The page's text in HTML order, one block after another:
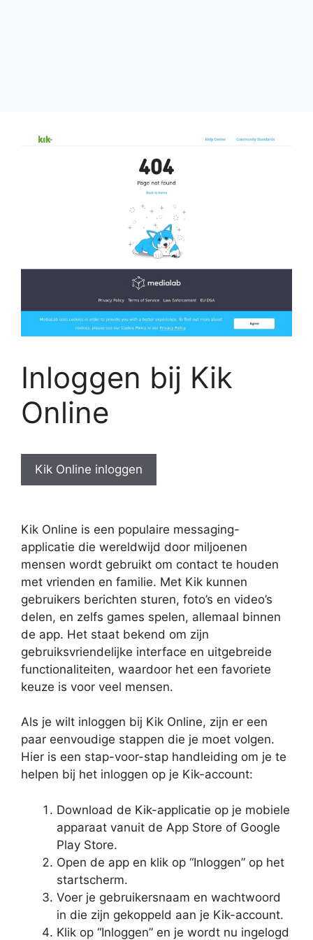
Inloggen bij Kik
Online
Kik Online inloggen
Kik Online is een populaire messaging-
applicatie die wereldwijd door miljoenen
mensen wordt gebruikt om contact te houden
met vrienden en familie. Met Kik kunnen
gebruikers berichten sturen, foto’s en video’s
delen, en zelfs games spelen, allemaal binnen
de app. Het staat bekend om zijn
gebruiksvriendelijke interface en uitgebreide
functionaliteiten, waardoor het een favoriete
keuze is voor veel mensen.
Als je wilt inloggen bij Kik Online, zijn er een
paar eenvoudige stappen die je moet volgen.
Hier is een stap-voor-stap handleiding om je te
helpen bij het inloggen op je Kik-account:
Download de Kik-applicatie op je mobiele
apparaat vanuit de App Store of Google
Play Store.
Open de app en klik op “Inloggen” op het
startscherm.
Voer je gebruikersnaam en wachtwoord
in die zijn gekoppeld aan je Kik-account.
Klik op “Inloggen” en je wordt nu ingelogd